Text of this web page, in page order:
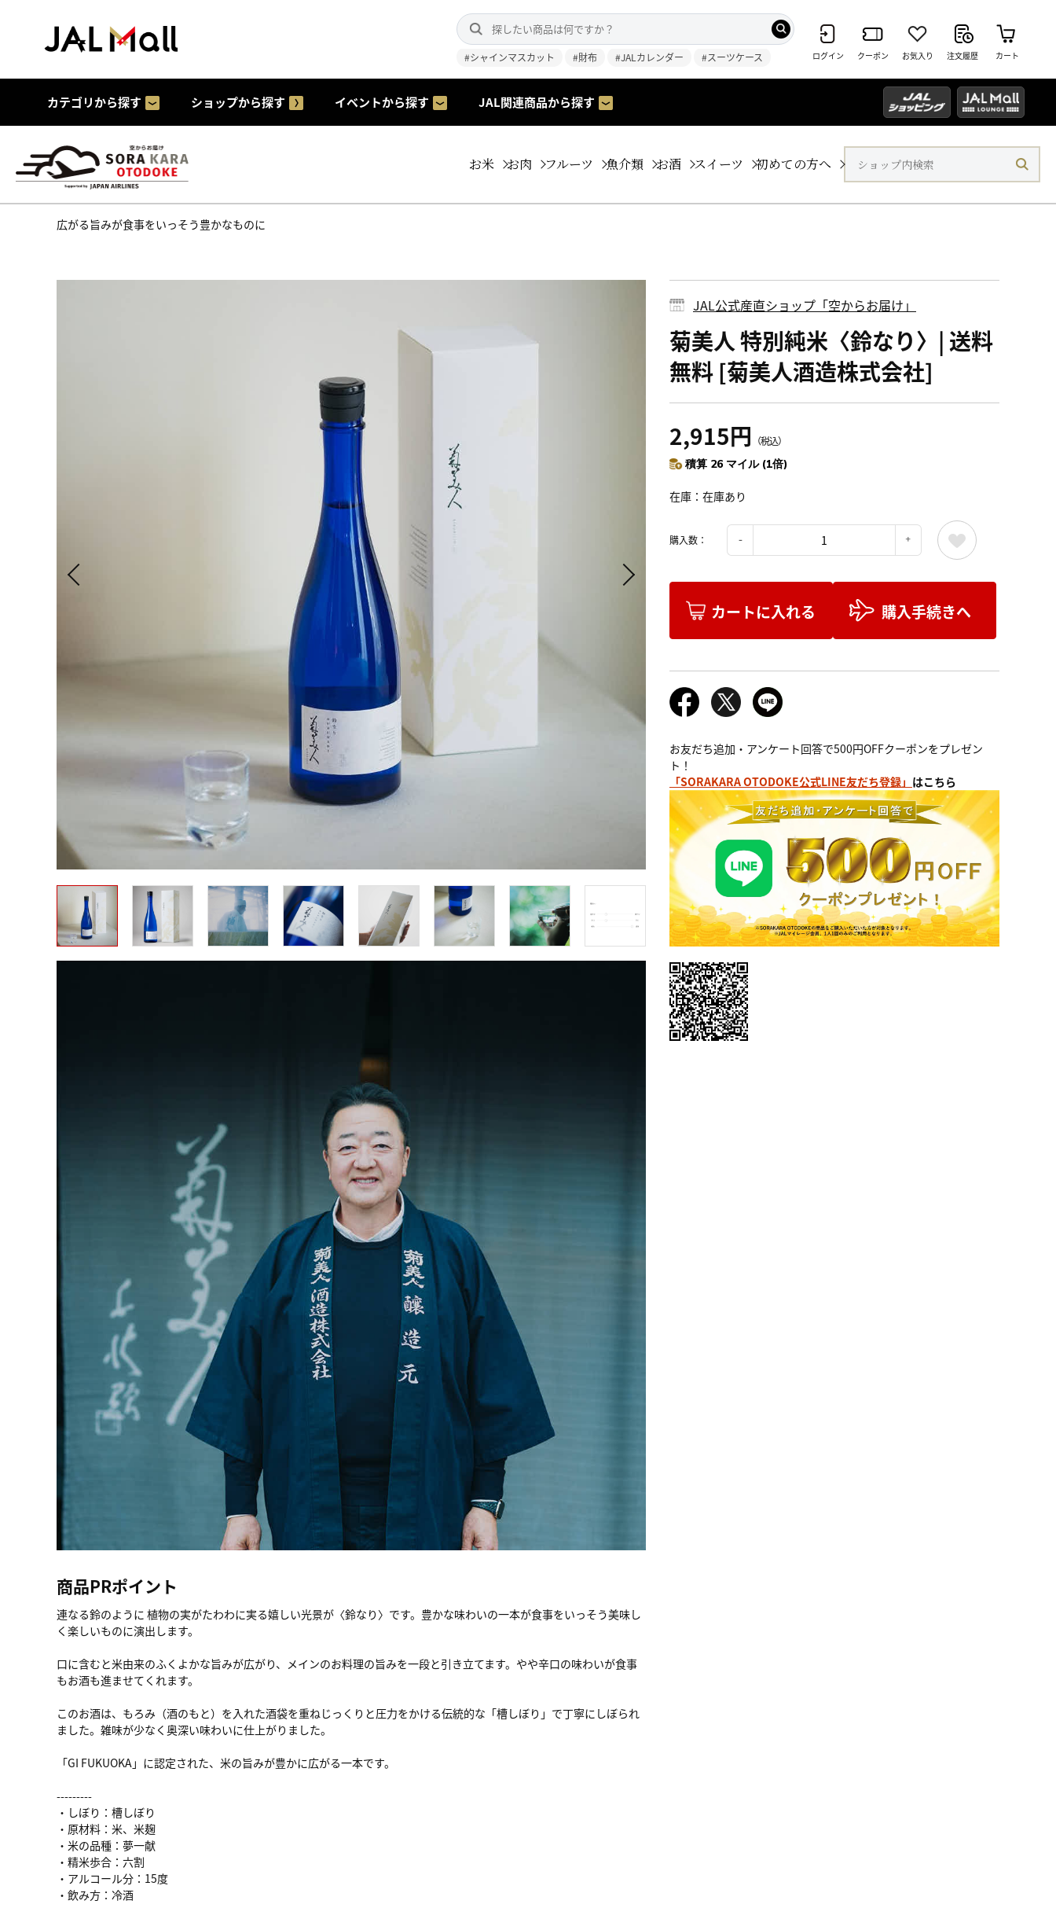
#シャインマスカット #財布 #JALカレンダー #スーツケース ログイン クーポン お気入り 注文履歴 カート
カテゴリから探す ショップから探す イベントから探す JAL関連商品から探す
お米 お肉 フルーツ 魚介類 お酒 スイーツ 初めての方へ
広がる旨みが食事をいっそう豊かなものに
商品PRポイント
連なる鈴のように 植物の実がたわわに実る嬉しい光景が〈鈴なり〉です。豊かな味わいの一本が食事をいっそう美味し
く楽しいものに演出します。
口に含むと米由来のふくよかな旨みが広がり、メインのお料理の旨みを一段と引き立てます。やや辛口の味わいが食事
もお酒も進ませてくれます。
このお酒は、もろみ（酒のもと）を入れた酒袋を重ねじっくりと圧力をかける伝統的な「槽しぼり」で丁寧にしぼられ
ました。雑味が少なく奥深い味わいに仕上がりました。
「GI FUKUOKA」に認定された、米の旨みが豊かに広がる一本です。
---------
・しぼり：槽しぼり
・原材料：米、米麹
・米の品種：夢一献
・精米歩合：六割
・アルコール分：15度
・飲み方：冷酒
JAL公式産直ショップ「空からお届け」
菊美人 特別純米〈鈴なり〉| 送料
無料 [菊美人酒造株式会社]
2,915円 （税込）
積算 26 マイル (1倍)
在庫 在庫あり
購入数：
カートに入れる 購入手続きへ
お友だち追加・アンケート回答で500円OFFクーポンをプレゼン
ト！
「SORAKARA OTODOKE公式LINE友だち登録」 はこちら